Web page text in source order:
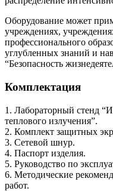
Оборудование может
учреждениях,
профессионального
углубленных знаний и
“Безопасность
Комплектация
1. Лабораторный стенд
теплового излучения”.
2. Комплект защитных
3. Сетевой шнур.
4. Паспорт изделия.
5. Руководство по
6. Методические
работ.